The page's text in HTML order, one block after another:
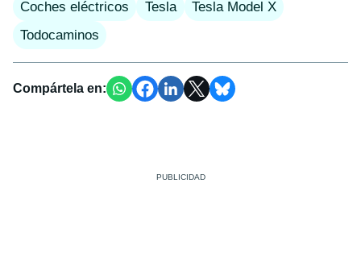
Coches eléctricos Tesla
Tesla Model X
Todocaminos
Compártela en: